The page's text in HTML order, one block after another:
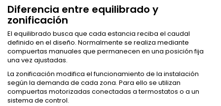
Diferencia entre equilibrado y
zonificación
El equilibrado busca que cada estancia reciba el caudal
definido en el diseño. Normalmente se realiza mediante
compuertas manuales que permanecen en una posición fija
una vez ajustadas.
La zonificación modifica el funcionamiento de la instalación
según la demanda de cada zona. Para ello se utilizan
compuertas motorizadas conectadas a termostatos o a un
sistema de control.